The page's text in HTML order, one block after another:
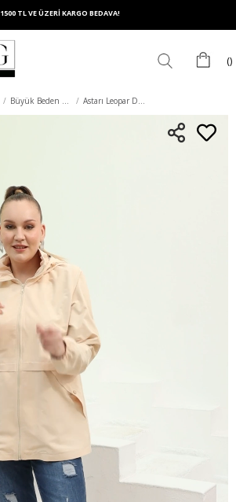
1500 TL VE ÜZERİ KARGO BEDAVA!
Büyük Beden Trençkot Astarı Leopar Desenli Büyük Beden Krem Trençkot